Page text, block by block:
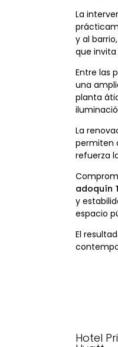
La
y al
que
Entre las
una
planta
La
permiten
refuerza
adoquín
y
espacio
El
Hotel